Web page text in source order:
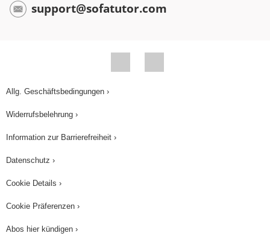
support@sofatutor.com
Allg. Geschäftsbedingungen ›
Widerrufsbelehrung ›
Information zur Barrierefreiheit ›
Datenschutz ›
Cookie Details ›
Cookie Präferenzen ›
Abos hier kündigen ›